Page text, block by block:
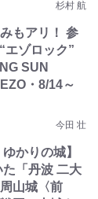
杉村 航
もアリ！ 参
エゾロック”
SUN
・8/14～
今田 壮
かりの城】
「丹波 二大
山城〈前